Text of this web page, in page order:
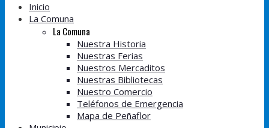
Inicio
La Comuna
La Comuna
Nuestra Historia
Nuestras Ferias
Nuestros Mercaditos
Nuestras Bibliotecas
Nuestro Comercio
Teléfonos de Emergencia
Mapa de Peñaflor